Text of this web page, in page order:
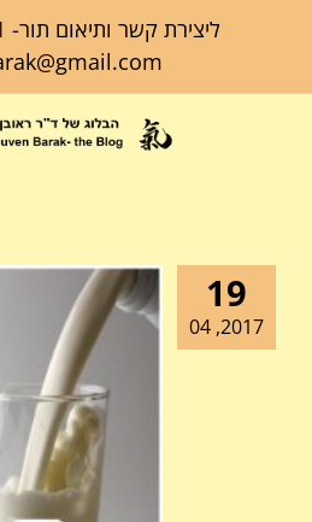
ליצירת קשר ותיאום תור-
19
2017, 04